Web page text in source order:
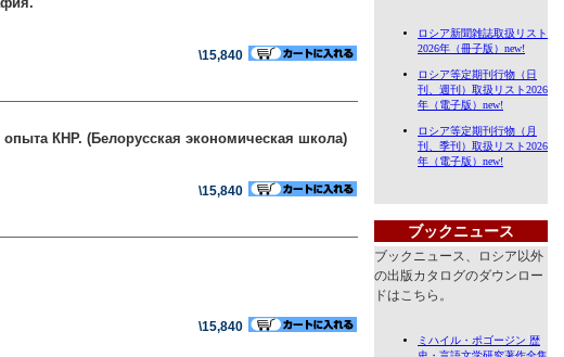
\15,840
КНР. (Белорусская экономическая школа)
\15,840
\15,840
ブックニュース
ブックニュース、ロシア以外
の出版カタログのダウンロー
ドはこちら。